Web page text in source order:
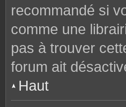
recommandé si
comme une
pas à trouver
forum ait
Haut